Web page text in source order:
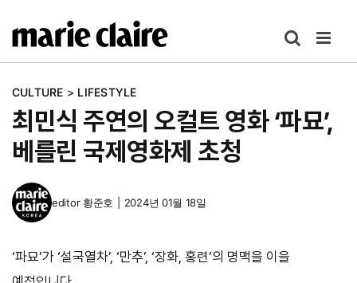
텐
건CULTURE > LIFESTYLE
최민식 주연의 오컬트 영화 ‘파묘’,
베를린 국제영화제 초청
editor 황준호 2024년 01월 18일
‘파묘’가 ‘설국열차’, ‘만추’, ‘장화, 홍련’의 명맥을 이을